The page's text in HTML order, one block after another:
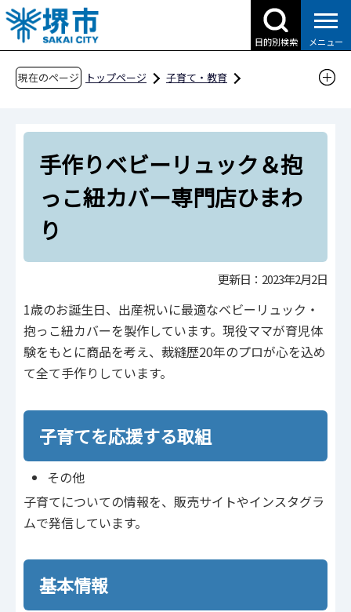
こ
の
ペ
目的別検索 メニュー
現在のページ トップページ
子育て・教育
その他安心な子育て環境に関わる取組
さかい子育て応援団
ひまわり
手作りベビーリュック＆抱
っこ紐カバー専門店ひまわ
り
更新日：2023年2月2日
1歳のお誕生日、出産祝いに最適なベビーリュック・
抱っこ紐カバーを製作しています。現役ママが育児体
験をもとに商品を考え、裁縫歴20年のプロが心を込め
て全て手作りしています。
子育てを応援する取組
その他
子育てについての情報を、販売サイトやインスタグラ
ムで発信しています。
基本情報